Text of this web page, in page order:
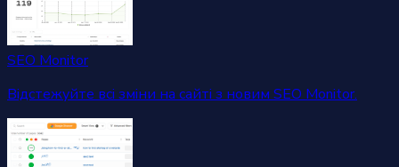
SEO Monitor
Відстежуйте всі зміни на сайті з новим SEO Monitor.